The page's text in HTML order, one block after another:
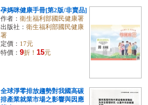
孕媽咪健康手冊[第2版/非賣品]
作者： 衛生福利部國民健康署
出版社： 衛生福利部國民健康
署
定價： 17元
特價： 9折！ 15元
全球淨零排放趨勢對我國高碳
排產業就業市場之影響與因應